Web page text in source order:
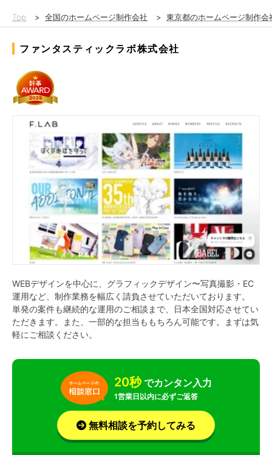
Top > 全国のホームページ制作会社 > 東京都のホームページ制作会
ファンタスティックラボ株式会社
WEBデザインを中心に、グラフィックデザイン〜写真撮影・EC
運用など、制作業務を幅広く請負させていただいております。
単発の案件も継続的な運用のご相談まで、日本全国対応させてい
ただきます。また、一部的な担当ももちろん可能です。まずは気
軽にご相談ください。
20秒でカンタン入力
1営業日以内に必ずご返答
無料相談を予約してみる